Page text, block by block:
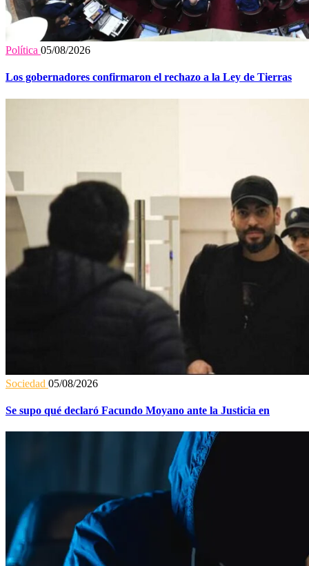
Política 05/08/2026
Los gobernadores confirmaron el rechazo a la Ley de Tierras
Sociedad 05/08/2026
Se supo qué declaró Facundo Moyano ante la Justicia en